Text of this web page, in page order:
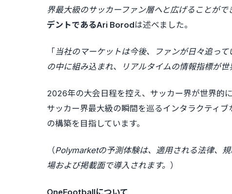
界最大級のサッカーファン層へと広げることがで
デントであるAri Borodは述べました。
「 当社のマーケットは今後、ファンが日々追っ
の中に組み込まれ、リアルタイムの情報指標が世
2026年の大会日程を控え、サッカー界が世界的
サッカー界最大級の瞬間を巡るインタラクティ
の構築を目指しています。
（Polymarketの予測体験は、適用される法律、
場および掲載面で導入されます。 ）
OneFootballについて